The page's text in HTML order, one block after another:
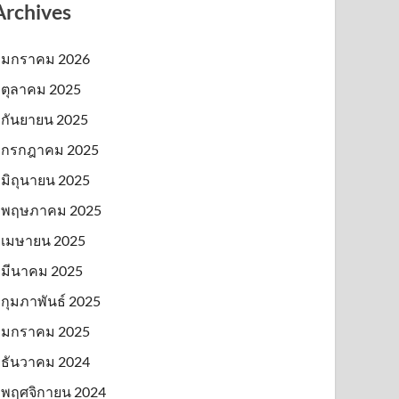
มกราคม 2026
ตุลาคม 2025
กันยายน 2025
กรกฎาคม 2025
มิถุนายน 2025
พฤษภาคม 2025
เมษายน 2025
มีนาคม 2025
กุมภาพันธ์ 2025
มกราคม 2025
ธันวาคม 2024
พฤศจิกายน 2024